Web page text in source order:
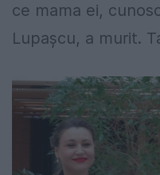
ce mama ei,
Lupașcu, a murit.